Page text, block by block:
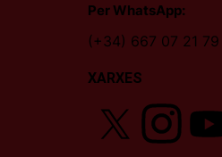
Per WhatsApp:
(+34) 667 07 21 79
XARXES